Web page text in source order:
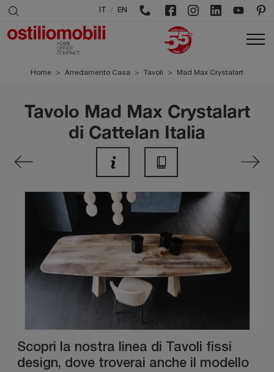
/ EN
Home > Arredamento Casa > Tavoli > Mad Max Crystalart
Tavolo Mad Max Crystalart
di Cattelan Italia
Scopri la nostra linea di Tavoli fissi
design, dove troverai anche il modello